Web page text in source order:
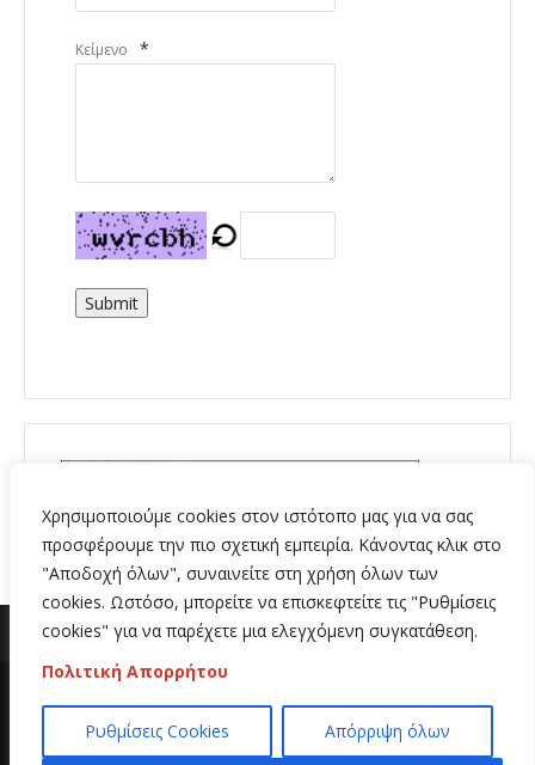
Χρησιμοποιούμε cookies στον ιστότοπο μας για να σας
προσφέρουμε την πιο σχετική εμπειρία. Κάνοντας κλικ στο
"Αποδοχή όλων", συναινείτε στη χρήση όλων των
cookies. Ωστόσο, μπορείτε να επισκεφτείτε τις "Ρυθμίσεις
cookies" για να παρέχετε μια ελεγχόμενη συγκατάθεση.
Πολιτική Απορρήτου
Ρυθμίσεις Cookies Απόρριψη όλων
Κείμενο *
Submit
Copyright 2020 | All Rights Reserved | Κατασκευή
ιστοσελίδων
Hi Web